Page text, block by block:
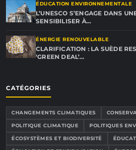
ÉDUCATION ENVIRONNEMENTALE
L’UNESCO S’ENGAGE DANS
SENSIBILISER À…
ÉNERGIE RENOUVELABLE
CLARIFICATION : LA SUÈDE
‘GREEN DEAL’…
CATÉGORIES
CHANGEMENTS CLIMATIQUES
POLITIQUE CLIMATIQUE
POLITIQUES
ÉCOSYSTÈMES ET BIODIVERSITÉ